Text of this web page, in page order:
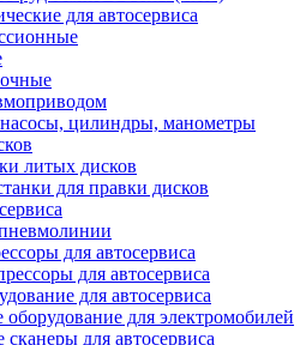
для автосервиса
цилиндры, манометры
литых дисков
для правки дисков
для автосервиса
для автосервиса
для автосервиса
оборудование для электромобилей
для автосервиса